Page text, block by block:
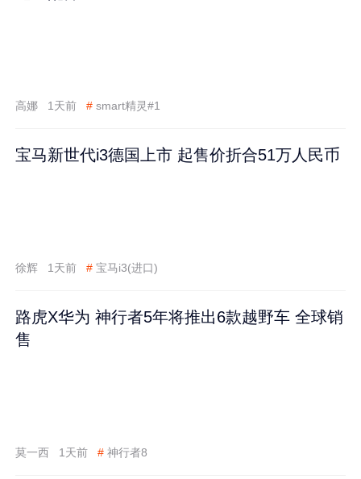
高娜 1天前 # smart精灵#1
宝马新世代i3德国上市 起售价折合51万人民币
徐辉 1天前 # 宝马i3(进口)
路虎X华为 神行者5年将推出6款越野车 全球销
售
莫一西 1天前 # 神行者8